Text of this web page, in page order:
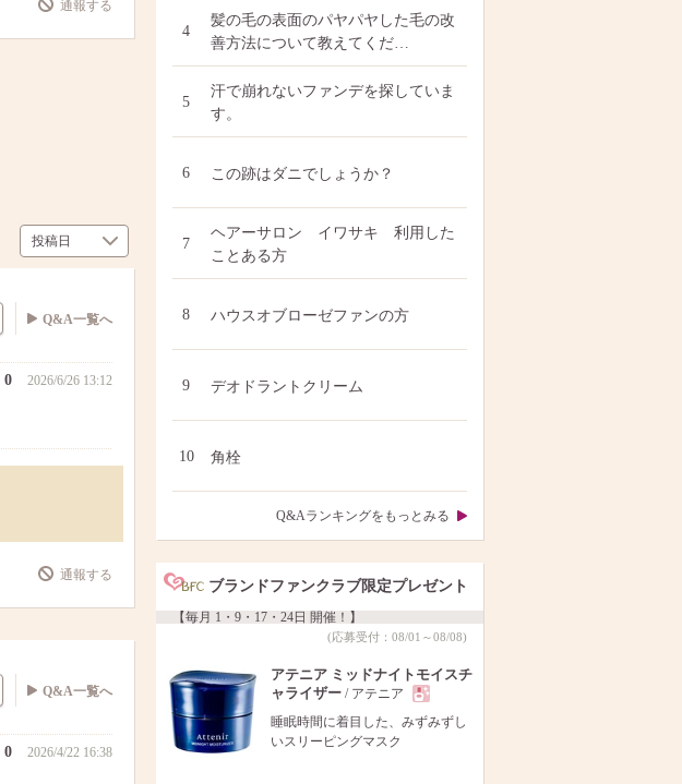
通報する
Q&A一覧へ
0 2026/6/26 13:12
通報する
Q&A一覧へ
0 2026/4/22 16:38
4
髪の毛の表面のパヤパヤした毛の改
善方法について教えてくだ…
5
汗で崩れないファンデを探していま
す。
6 この跡はダニでしょうか？
7
ヘアーサロン イワサキ 利用した
ことある方
8 ハウスオブローゼファンの方
9 デオドラントクリーム
10 角栓
Q&Aランキングをもっとみる
ブランドファンクラブ限定プレゼント
【毎月 1・9・17・24日 開催！】
(応募受付：08/01～08/08)
アテニア ミッドナイトモイスチ
ャライザー / アテニア
現
睡眠時間に着目した、みずみずし
いスリーピングマスク